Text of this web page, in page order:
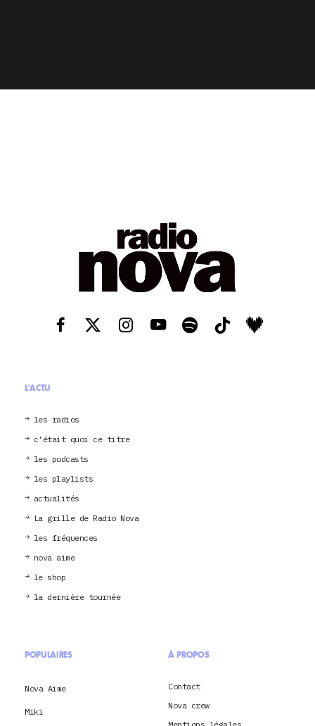
L'ACTU
les radios
c’était quoi ce titre
les podcasts
les playlists
actualités
La grille de Radio Nova
les fréquences
nova aime
le shop
la dernière tournée
POPULAIRES
Nova Aime
Miki
À PROPOS
Contact
Nova crew
Mentions légales